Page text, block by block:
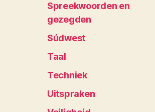
Spreekwoorden en
gezegden
Súdwest
Taal
Techniek
Uitspraken